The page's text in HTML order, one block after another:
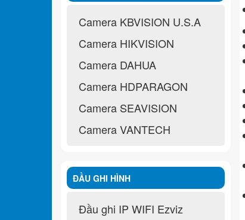
Camera KBVISION U.S.A
Camera HIKVISION
Camera DAHUA
Camera HDPARAGON
Camera SEAVISION
Camera VANTECH
ĐẦU GHI HÌNH
Đầu ghi IP WIFI Ezviz